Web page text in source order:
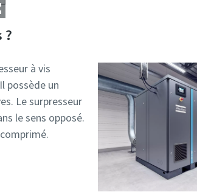
?
à vis
possède un
Le surpresseur
le sens opposé.